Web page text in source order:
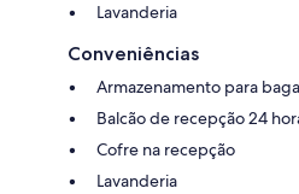
Lavanderia
Conveniências
Armazenamento para
Balcão de recepção 24
Cofre na recepção
Lavanderia